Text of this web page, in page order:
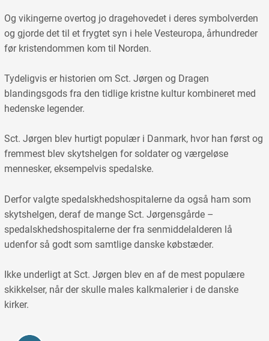
Og vikingerne overtog jo dragehovedet i deres symbolverden
og gjorde det til et frygtet syn i hele Vesteuropa, århundreder
før kristendommen kom til Norden.
Tydeligvis er historien om Sct. Jørgen og Dragen
blandingsgods fra den tidlige kristne kultur kombineret med
hedenske legender.
Sct. Jørgen blev hurtigt populær i Danmark, hvor han først og
fremmest blev skytshelgen for soldater og værgeløse
mennesker, eksempelvis spedalske.
Derfor valgte spedalskhedshospitalerne da også ham som
skytshelgen, deraf de mange Sct. Jørgensgårde –
spedalskhedshospitalerne der fra senmiddelalderen lå
udenfor så godt som samtlige danske købstæder.
Ikke underligt at Sct. Jørgen blev en af de mest populære
skikkelser, når der skulle males kalkmalerier i de danske
kirker.